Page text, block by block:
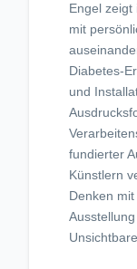
Engel
mit
Diabetes-
und
fundierter
Künstlern
Denken